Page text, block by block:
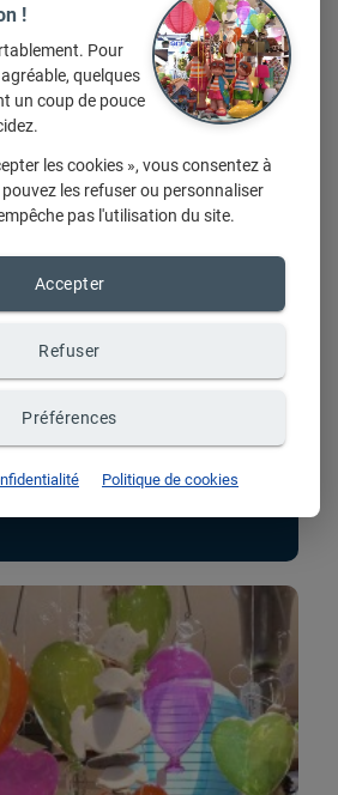
!
Pour
quelques
un coup de pouce
les cookies », vous consentez à
les refuser ou personnaliser
pas l'utilisation du site.
Accepter
Refuser
Préférences
Politique de cookies